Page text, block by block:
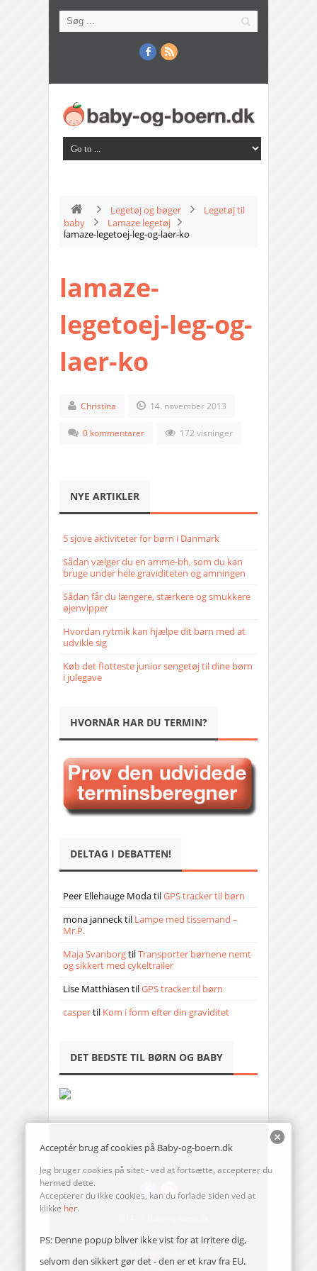
Legetøj og bøger
Legetøj til
baby
Lamaze legetøj
lamaze-legetoej-leg-og-laer-ko
lamaze-
legetoej-leg-og-
laer-ko
Christina 14. november 2013
0 kommentarer 172 visninger
NYE ARTIKLER
5 sjove aktiviteter for børn i Danmark
Sådan vælger du en amme-bh, som du kan
bruge under hele graviditeten og amningen
Sådan får du længere, stærkere og smukkere
øjenvipper
Hvordan rytmik kan hjælpe dit barn med at
udvikle sig
Køb det flotteste junior sengetøj til dine børn
i julegave
HVORNÅR HAR DU TERMIN?
DELTAG I DEBATTEN!
Peer Ellehauge ModatilGPS tracker til børn
mona jannecktil Lampe med tissemand –
Mr.P.
Maja SvanborgtilTransporter børnene nemt
og sikkert med cykeltrailer
Lise Matthiasen tilGPS tracker til børn
caspertil Kom i form efter din graviditet
DET BEDSTE TIL BØRN OG BABY
Send en mail til redaktionen
Acceptér brug af cookies på Baby-og-boern.dk
Jeg bruger cookies på sitet - ved at fortsætte, accepterer du
hermed dette.
Accepterer du ikke cookies, kan du forlade siden ved at
klikke her.
PS: Denne popup bliver ikke vist for at irritere dig,
selvom den sikkert gør det - den er et krav fra EU.